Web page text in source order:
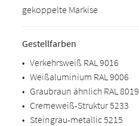
gekoppelte Markise
Gestellfarben
• Verkehrsweiß RAL 9016
• Weißaluminium RAL 9006
• Graubraun ähnlich RAL 8019
• Cremeweiß-Struktur 5233
• Steingrau-metallic 5215